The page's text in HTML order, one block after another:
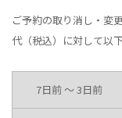
ご予約の取り消し・変
代（税込）に対して以
7日前 〜 3日前